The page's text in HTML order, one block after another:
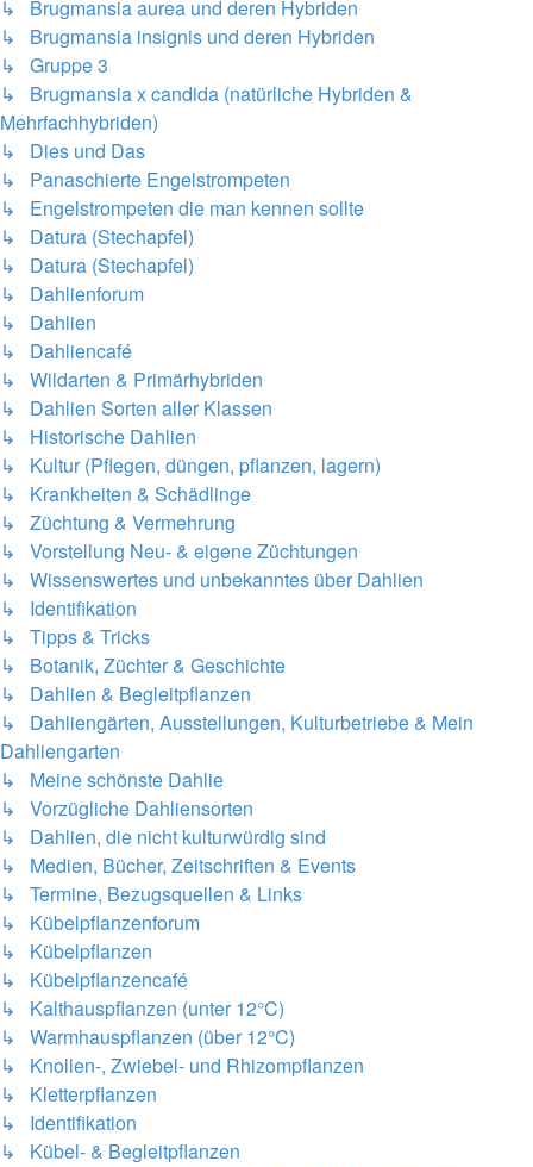
↳ Brugmansia aurea und deren Hybriden
↳ Brugmansia insignis und deren Hybriden
↳ Gruppe 3
↳ Brugmansia x candida (natürliche Hybriden &
Mehrfachhybriden)
↳ Dies und Das
↳ Panaschierte Engelstrompeten
↳ Engelstrompeten die man kennen sollte
↳ Datura (Stechapfel)
↳ Datura (Stechapfel)
↳ Dahlienforum
↳ Dahlien
↳ Dahliencafé
↳ Wildarten & Primärhybriden
↳ Dahlien Sorten aller Klassen
↳ Historische Dahlien
↳ Kultur (Pflegen, düngen, pflanzen, lagern)
↳ Krankheiten & Schädlinge
↳ Züchtung & Vermehrung
↳ Vorstellung Neu- & eigene Züchtungen
↳ Wissenswertes und unbekanntes über Dahlien
↳ Identifikation
↳ Tipps & Tricks
↳ Botanik, Züchter & Geschichte
↳ Dahlien & Begleitpflanzen
↳ Dahliengärten, Ausstellungen, Kulturbetriebe & Mein
Dahliengarten
↳ Meine schönste Dahlie
↳ Vorzügliche Dahliensorten
↳ Dahlien, die nicht kulturwürdig sind
↳ Medien, Bücher, Zeitschriften & Events
↳ Termine, Bezugsquellen & Links
↳ Kübelpflanzenforum
↳ Kübelpflanzen
↳ Kübelpflanzencafé
↳ Kalthauspflanzen (unter 12°C)
↳ Warmhauspflanzen (über 12°C)
↳ Knollen-, Zwiebel- und Rhizompflanzen
↳ Kletterpflanzen
↳ Identifikation
↳ Kübel- & Begleitpflanzen